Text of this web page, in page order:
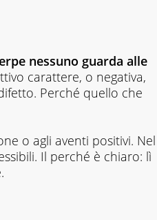
nessuno guarda alle
carattere, o negativa,
Perché quello che
o agli aventi positivi. Nel
Il perché è chiaro: lì